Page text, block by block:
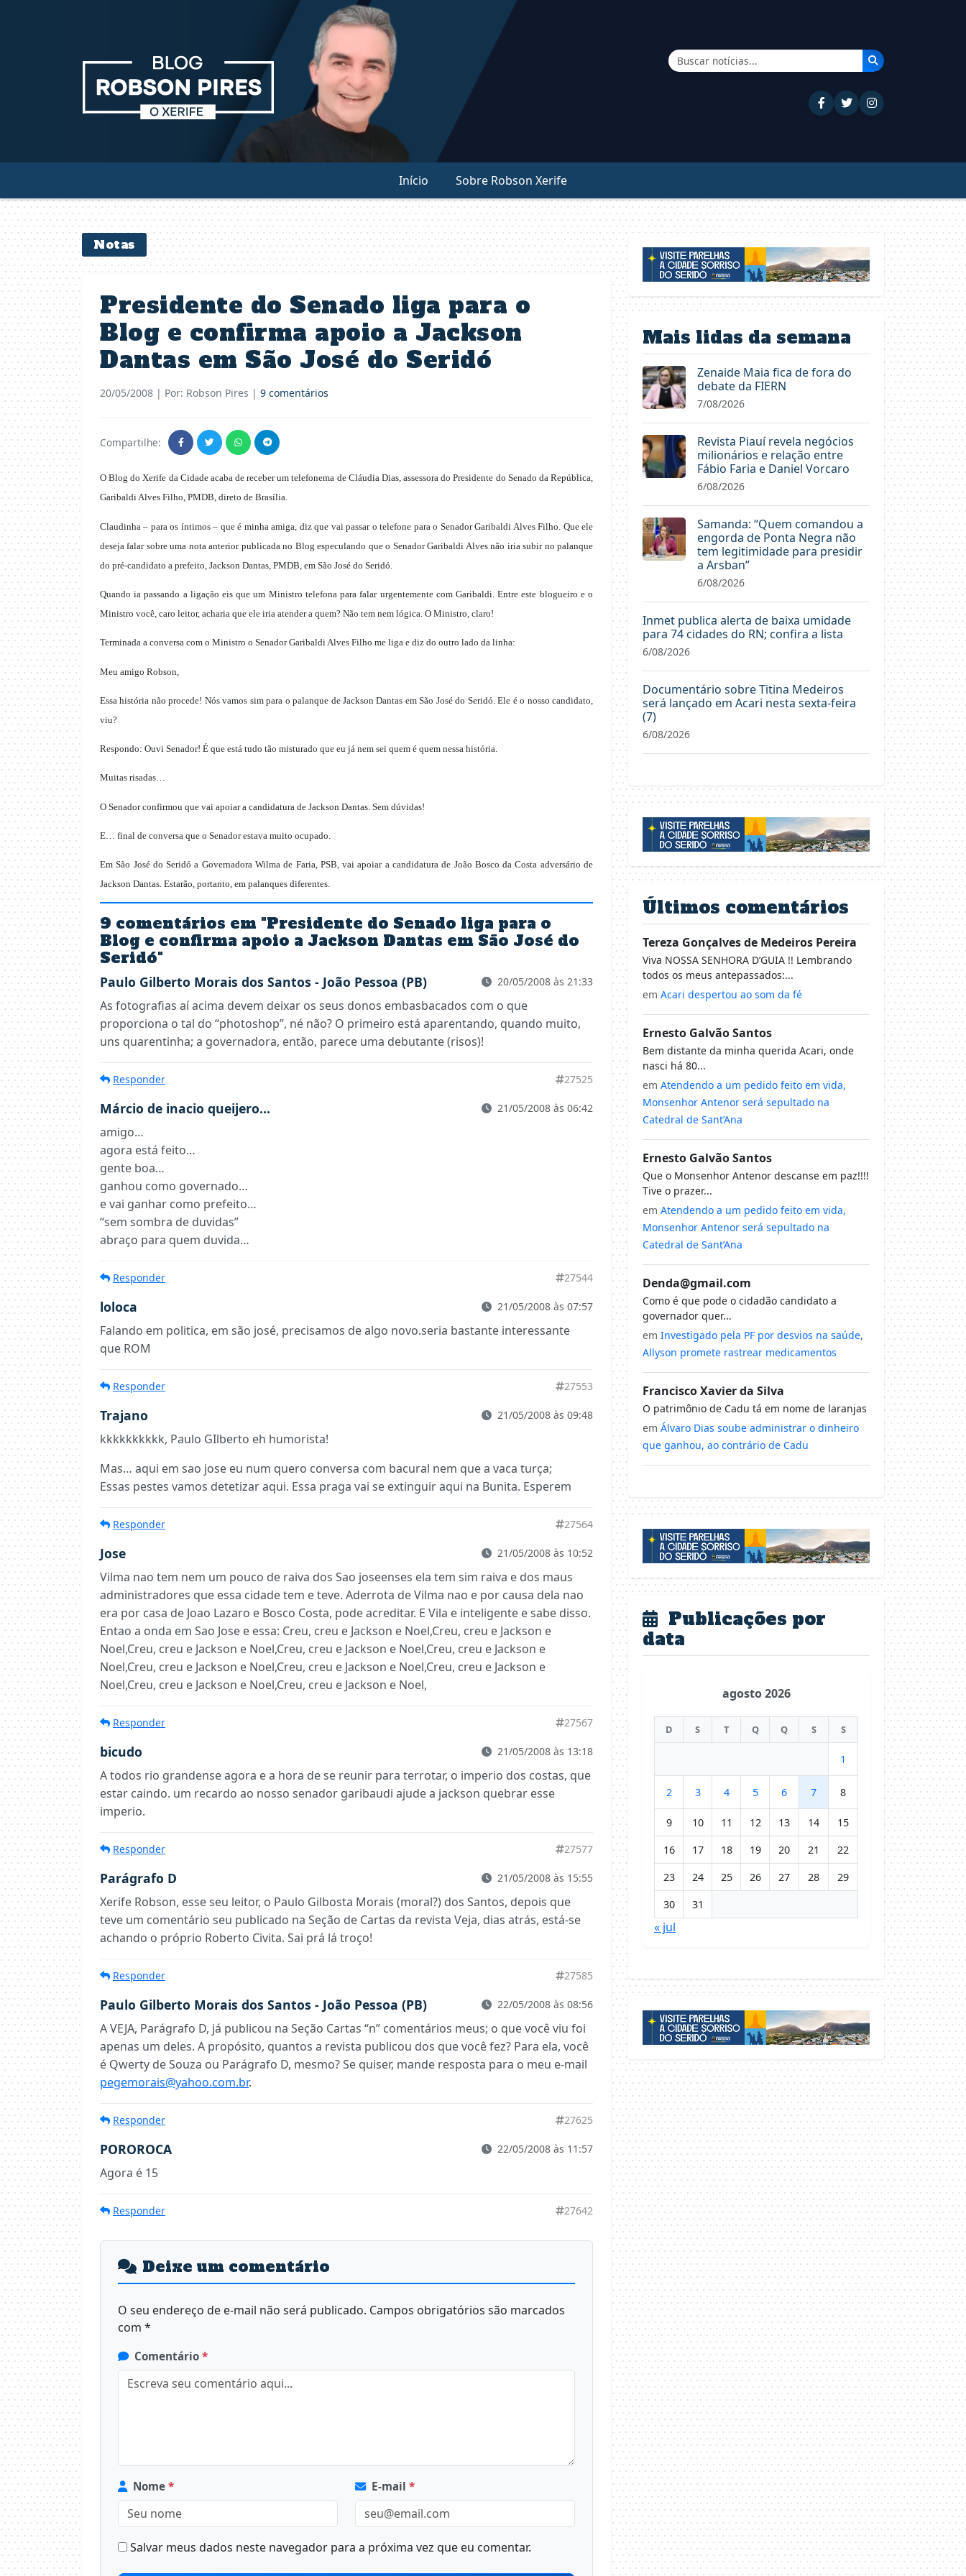
Início Sobre Robson Xerife
Notas
Presidente do Senado liga para o
Blog e confirma apoio a Jackson
Dantas em São José do Seridó
20/05/2008 | Por: Robson Pires | 9 comentários
Compartilhe:
O Blog do Xerife da Cidade acaba de receber um telefonema de Cláudia Dias, assessora do Presidente do Senado da República,
Garibaldi Alves Filho, PMDB, direto de Brasília.
Claudinha – para os íntimos – que é minha amiga, diz que vai passar o telefone para o Senador Garibaldi Alves Filho. Que ele
deseja falar sobre uma nota anterior publicada no Blog especulando que o Senador Garibaldi Alves não iria subir no palanque
do pré-candidato a prefeito, Jackson Dantas, PMDB, em São José do Seridó.
Quando ia passando a ligação eis que um Ministro telefona para falar urgentemente com Garibaldi. Entre este blogueiro e o
Ministro você, caro leitor, acharia que ele iria atender a quem? Não tem nem lógica. O Ministro, claro!
Terminada a conversa com o Ministro o Senador Garibaldi Alves Filho me liga e diz do outro lado da linha:
Meu amigo Robson,
Essa história não procede! Nós vamos sim para o palanque de Jackson Dantas em São José do Seridó. Ele é o nosso candidato,
viu?
Respondo: Ouvi Senador! É que está tudo tão misturado que eu já nem sei quem é quem nessa história.
Muitas risadas…
O Senador confirmou que vai apoiar a candidatura de Jackson Dantas. Sem dúvidas!
E… final de conversa que o Senador estava muito ocupado.
Em São José do Seridó a Governadora Wilma de Faria, PSB, vai apoiar a candidatura de João Bosco da Costa adversário de
Jackson Dantas. Estarão, portanto, em palanques diferentes.
9 comentários em "Presidente do Senado liga para o
Blog e confirma apoio a Jackson Dantas em São José do
Seridó"
Paulo Gilberto Morais dos Santos - João Pessoa (PB) 20/05/2008 às 21:33
As fotografias aí acima devem deixar os seus donos embasbacados com o que
proporciona o tal do “photoshop”, né não? O primeiro está aparentando, quando muito,
uns quarentinha; a governadora, então, parece uma debutante (risos)!
Responder 27525
Márcio de inacio queijero... 21/05/2008 às 06:42
amigo…
agora está feito…
gente boa…
ganhou como governado…
e vai ganhar como prefeito…
“sem sombra de duvidas”
abraço para quem duvida…
Responder 27544
loloca 21/05/2008 às 07:57
Falando em politica, em são josé, precisamos de algo novo.seria bastante interessante
que ROM
Responder 27553
Trajano 21/05/2008 às 09:48
kkkkkkkkkk, Paulo GIlberto eh humorista!
Mas… aqui em sao jose eu num quero conversa com bacural nem que a vaca turça;
Essas pestes vamos detetizar aqui. Essa praga vai se extinguir aqui na Bunita. Esperem
Responder 27564
Jose 21/05/2008 às 10:52
Vilma nao tem nem um pouco de raiva dos Sao joseenses ela tem sim raiva e dos maus
administradores que essa cidade tem e teve. Aderrota de Vilma nao e por causa dela nao
era por casa de Joao Lazaro e Bosco Costa, pode acreditar. E Vila e inteligente e sabe disso.
Entao a onda em Sao Jose e essa: Creu, creu e Jackson e Noel,Creu, creu e Jackson e
Noel,Creu, creu e Jackson e Noel,Creu, creu e Jackson e Noel,Creu, creu e Jackson e
Noel,Creu, creu e Jackson e Noel,Creu, creu e Jackson e Noel,Creu, creu e Jackson e
Noel,Creu, creu e Jackson e Noel,Creu, creu e Jackson e Noel,
Responder 27567
bicudo 21/05/2008 às 13:18
A todos rio grandense agora e a hora de se reunir para terrotar, o imperio dos costas, que
estar caindo. um recardo ao nosso senador garibaudi ajude a jackson quebrar esse
imperio.
Responder 27577
Parágrafo D 21/05/2008 às 15:55
Xerife Robson, esse seu leitor, o Paulo Gilbosta Morais (moral?) dos Santos, depois que
teve um comentário seu publicado na Seção de Cartas da revista Veja, dias atrás, está-se
achando o próprio Roberto Civita. Sai prá lá troço!
Responder 27585
Paulo Gilberto Morais dos Santos - João Pessoa (PB) 22/05/2008 às 08:56
A VEJA, Parágrafo D, já publicou na Seção Cartas “n” comentários meus; o que você viu foi
apenas um deles. A propósito, quantos a revista publicou dos que você fez? Para ela, você
é Qwerty de Souza ou Parágrafo D, mesmo? Se quiser, mande resposta para o meu e-mail
pegemorais@yahoo.com.br.
Responder 27625
POROROCA 22/05/2008 às 11:57
Agora é 15
Responder 27642
Deixe um comentário
O seu endereço de e-mail não será publicado. Campos obrigatórios são marcados
com *
Comentário *
Nome * E-mail *
Salvar meus dados neste navegador para a próxima vez que eu comentar.
Mais lidas da semana
Zenaide Maia fica de fora do
debate da FIERN
7/08/2026
Revista Piauí revela negócios
milionários e relação entre
Fábio Faria e Daniel Vorcaro
6/08/2026
Samanda: “Quem comandou a
engorda de Ponta Negra não
tem legitimidade para presidir
a Arsban”
6/08/2026
Inmet publica alerta de baixa umidade
para 74 cidades do RN; confira a lista
6/08/2026
Documentário sobre Titina Medeiros
será lançado em Acari nesta sexta-feira
(7)
6/08/2026
Últimos comentários
Tereza Gonçalves de Medeiros Pereira
Viva NOSSA SENHORA D’GUIA !! Lembrando
todos os meus antepassados:...
em Acari despertou ao som da fé
Ernesto Galvão Santos
Bem distante da minha querida Acari, onde
nasci há 80...
em Atendendo a um pedido feito em vida,
Monsenhor Antenor será sepultado na
Catedral de Sant’Ana
Ernesto Galvão Santos
Que o Monsenhor Antenor descanse em paz!!!!
Tive o prazer...
em Atendendo a um pedido feito em vida,
Monsenhor Antenor será sepultado na
Catedral de Sant’Ana
Denda@gmail.com
Como é que pode o cidadão candidato a
governador quer...
em Investigado pela PF por desvios na saúde,
Allyson promete rastrear medicamentos
Francisco Xavier da Silva
O patrimônio de Cadu tá em nome de laranjas
em Álvaro Dias soube administrar o dinheiro
que ganhou, ao contrário de Cadu
Publicações por
data
agosto 2026
D S T Q Q S S
1
2 3 4 5 6 7 8
9 10 11 12 13 14
15
16
17 18 19 20 21
22
23
24 25 26 27 28
29
30
31
« jul